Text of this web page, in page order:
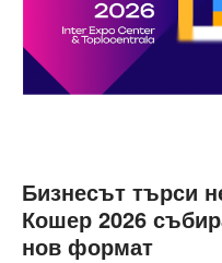
Бизнесът търси
Кошер 2026
нов формат